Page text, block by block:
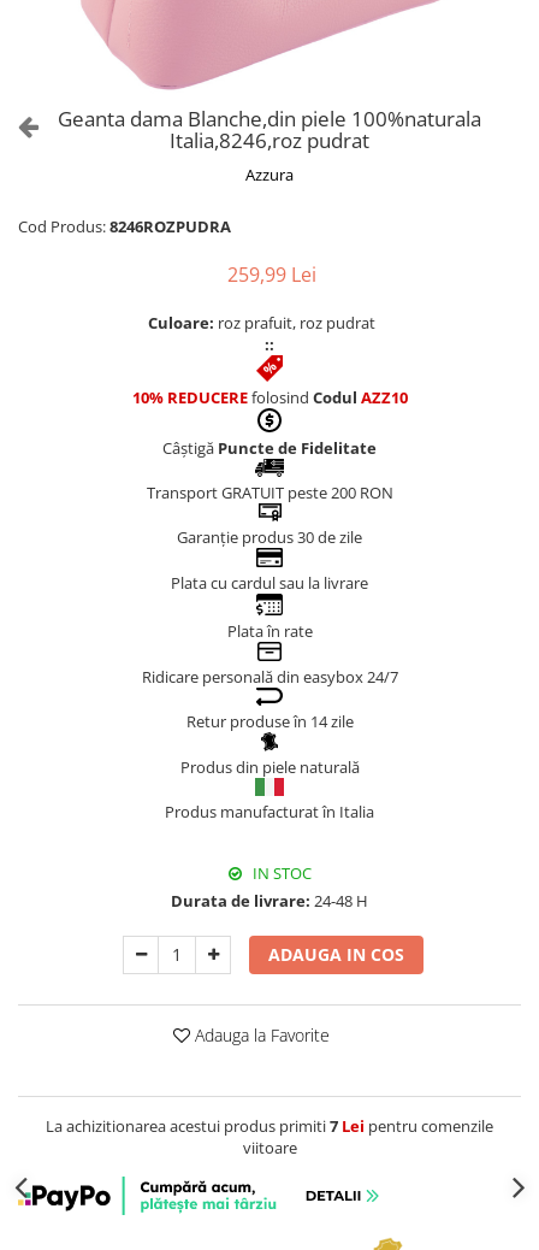
Genti Aurii
Genți Albe
Genți Bleumarin
Geanta dama Blanche,din piele 100%naturala
Italia,8246,roz pudrat
Azzura
Cod Produs:8246ROZPUDRA
259,99 Lei
Culoare: roz prafuit, roz pudrat
::
10% REDUCEREfolosind Codul AZZ10
Câștigă Puncte de Fidelitate
Transport GRATUIT peste 200 RON
Garanție produs 30 de zile
Plata cu cardul sau la livrare
Plata în rate
Ridicare personală din easybox 24/7
Retur produse în 14 zile
Produs din piele naturală
Produs manufacturat în Italia
IN STOC
Durata de livrare: 24-48 H
ADAUGA IN COS
Adauga la Favorite
La achizitionarea acestui produs primiti7 Lei pentru comenzile
viitoare